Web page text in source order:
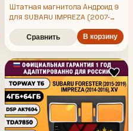
Штатная магнитола Андроид 9
для SUBARU IMPREZA (2007-
4/64гб, DSP, 360 обзор,
беспроводной CarPlay и Android
Auto, GPS и ГЛОНАСС
Сравнить В корзину